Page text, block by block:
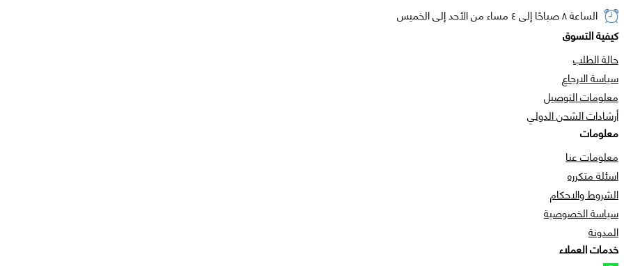
الساعة ٨ صباحًا إلى ٤ مساء من الأحد إلى الخميس
كيفية التسوق
حالة الطلب
سياسة الارجاع
معلومات التوصيل
أرشادات الشحن الدولي
معلومات
معلومات عنا
اسئلة متكرره
الشروط والاحكام
سياسة الخصوصية
المدونة
خدمات العملاء